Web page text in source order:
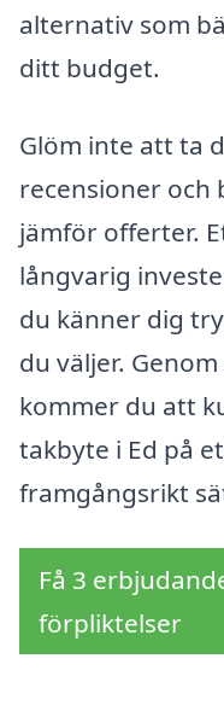
alternativ som
ditt budget.
Glöm inte att ta
recensioner och
jämför offerter.
långvarig
du känner dig
du väljer.
kommer du att
takbyte i Ed på
framgångsrikt
Få 3
förpliktelser